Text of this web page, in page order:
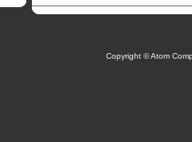
Copyright © Atom